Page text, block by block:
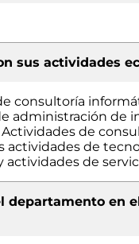
sus actividades
consultoría
administración de
de
actividades de
actividades de
departamento en